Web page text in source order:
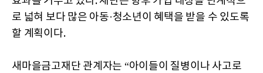
로 넓혀 보다 많은 아동·청소년이 혜택을 받을 수 있도록
할 계획이다.
새마을금고재단 관계자는 “아이들이 질병이나 사고로